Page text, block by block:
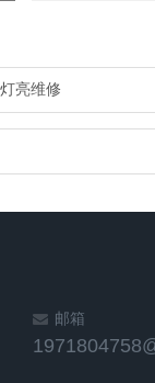
亮维修
邮箱